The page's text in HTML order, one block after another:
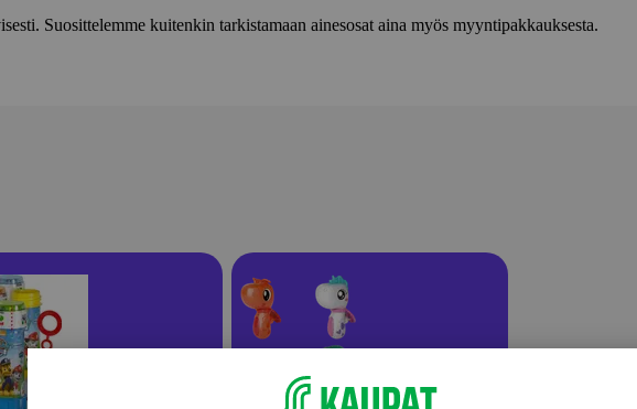
Suosittelemme kuitenkin tarkistamaan ainesosat aina myös myyntipakkauksesta.